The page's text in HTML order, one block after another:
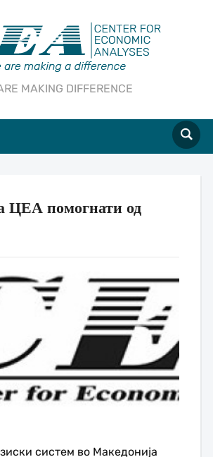
MAKING DIFFERENCE
ЦЕА помогнати од
систем во Македонија